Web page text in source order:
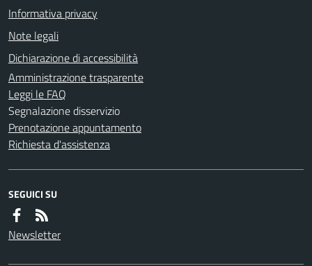
Informativa privacy
Note legali
Dichiarazione di accessibilità
Amministrazione trasparente
Leggi le FAQ
Segnalazione disservizio
Prenotazione appuntamento
Richiesta d'assistenza
SEGUICI SU
Newsletter